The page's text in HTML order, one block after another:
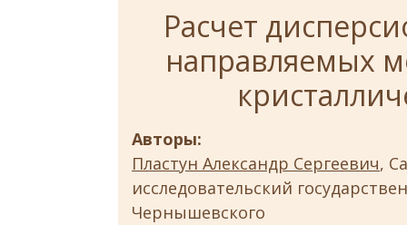
Расчет
направляемых
Авторы:
Пластун Александр Сергеевич,
исследовательский
Чернышевского